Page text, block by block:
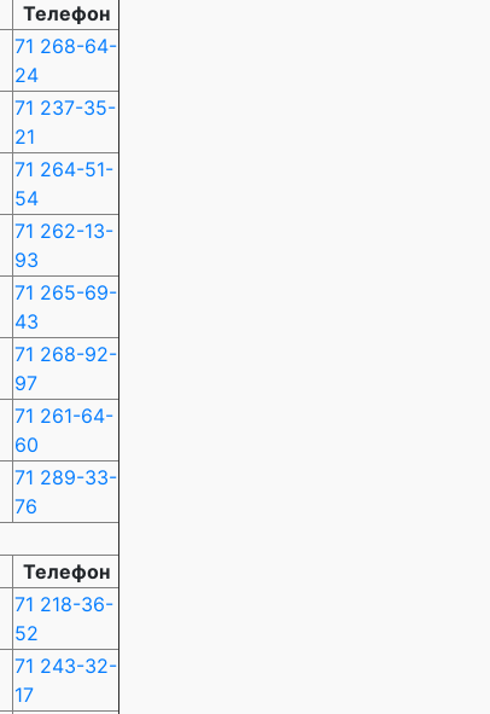
Телефон
71 268-64-
24
71 237-35-
21
71 264-51-
54
71 262-13-
93
71 265-69-
43
71 268-92-
97
71 261-64-
60
71 289-33-
76
Телефон
71 218-36-
52
71 243-32-
17